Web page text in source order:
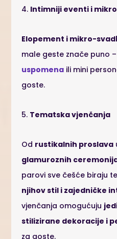
4. Intimniji eventi i
Elopement i mikro-
male geste znače puno
uspomena ili mini
goste.
5. Tematska vjenčanja
Od rustikalnih proslava
glamuroznih
parovi sve češće biraju
njihov stil i zajedničke
vjenčanja omogućuju
stilizirane dekoracije i
za goste.